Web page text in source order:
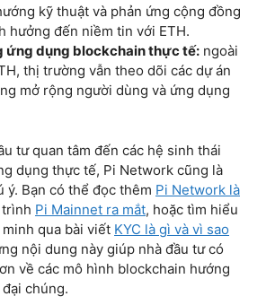
kỹ thuật và phản ứng cộng đồng
hưởng đến niềm tin với ETH.
ứng dụng blockchain thực tế: ngoài
thị trường vẫn theo dõi các dự án
mở rộng người dùng và ứng dụng
tư quan tâm đến các hệ sinh thái
dụng thực tế, Pi Network cũng là
ý. Bạn có thể đọc thêm Pi Network là
Pi Mainnet ra mắt, hoặc tìm hiểu
qua bài viết KYC là gì và vì sao
nội dung này giúp nhà đầu tư có
về các mô hình blockchain hướng
chúng.